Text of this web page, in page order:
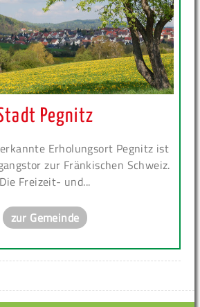
Pegnitz
Erholungsort Pegnitz ist
zur Fränkischen Schweiz.
Die Freizeit- und...
zur Gemeinde